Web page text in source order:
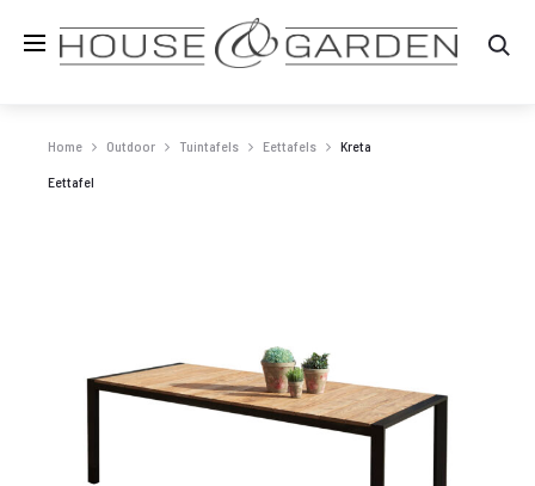
Home Outdoor Tuintafels Eettafels Kreta
Eettafel